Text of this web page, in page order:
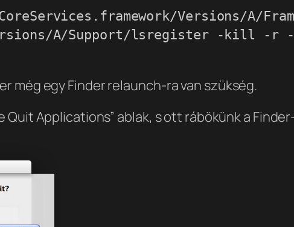
Versions/A/
A/Support/lsregister -kill -r
még egy Finder relaunch-ra van szükség.
Quit Applications” ablak, s ott rábökünk a